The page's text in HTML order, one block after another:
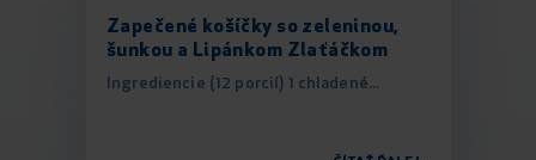
Zapečené košíčky so zeleninou,
šunkou a Lipánkom Zlaťáčkom
Ingrediencie (12 porcií) 1 chladené...